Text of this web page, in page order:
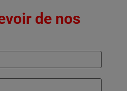
de nos